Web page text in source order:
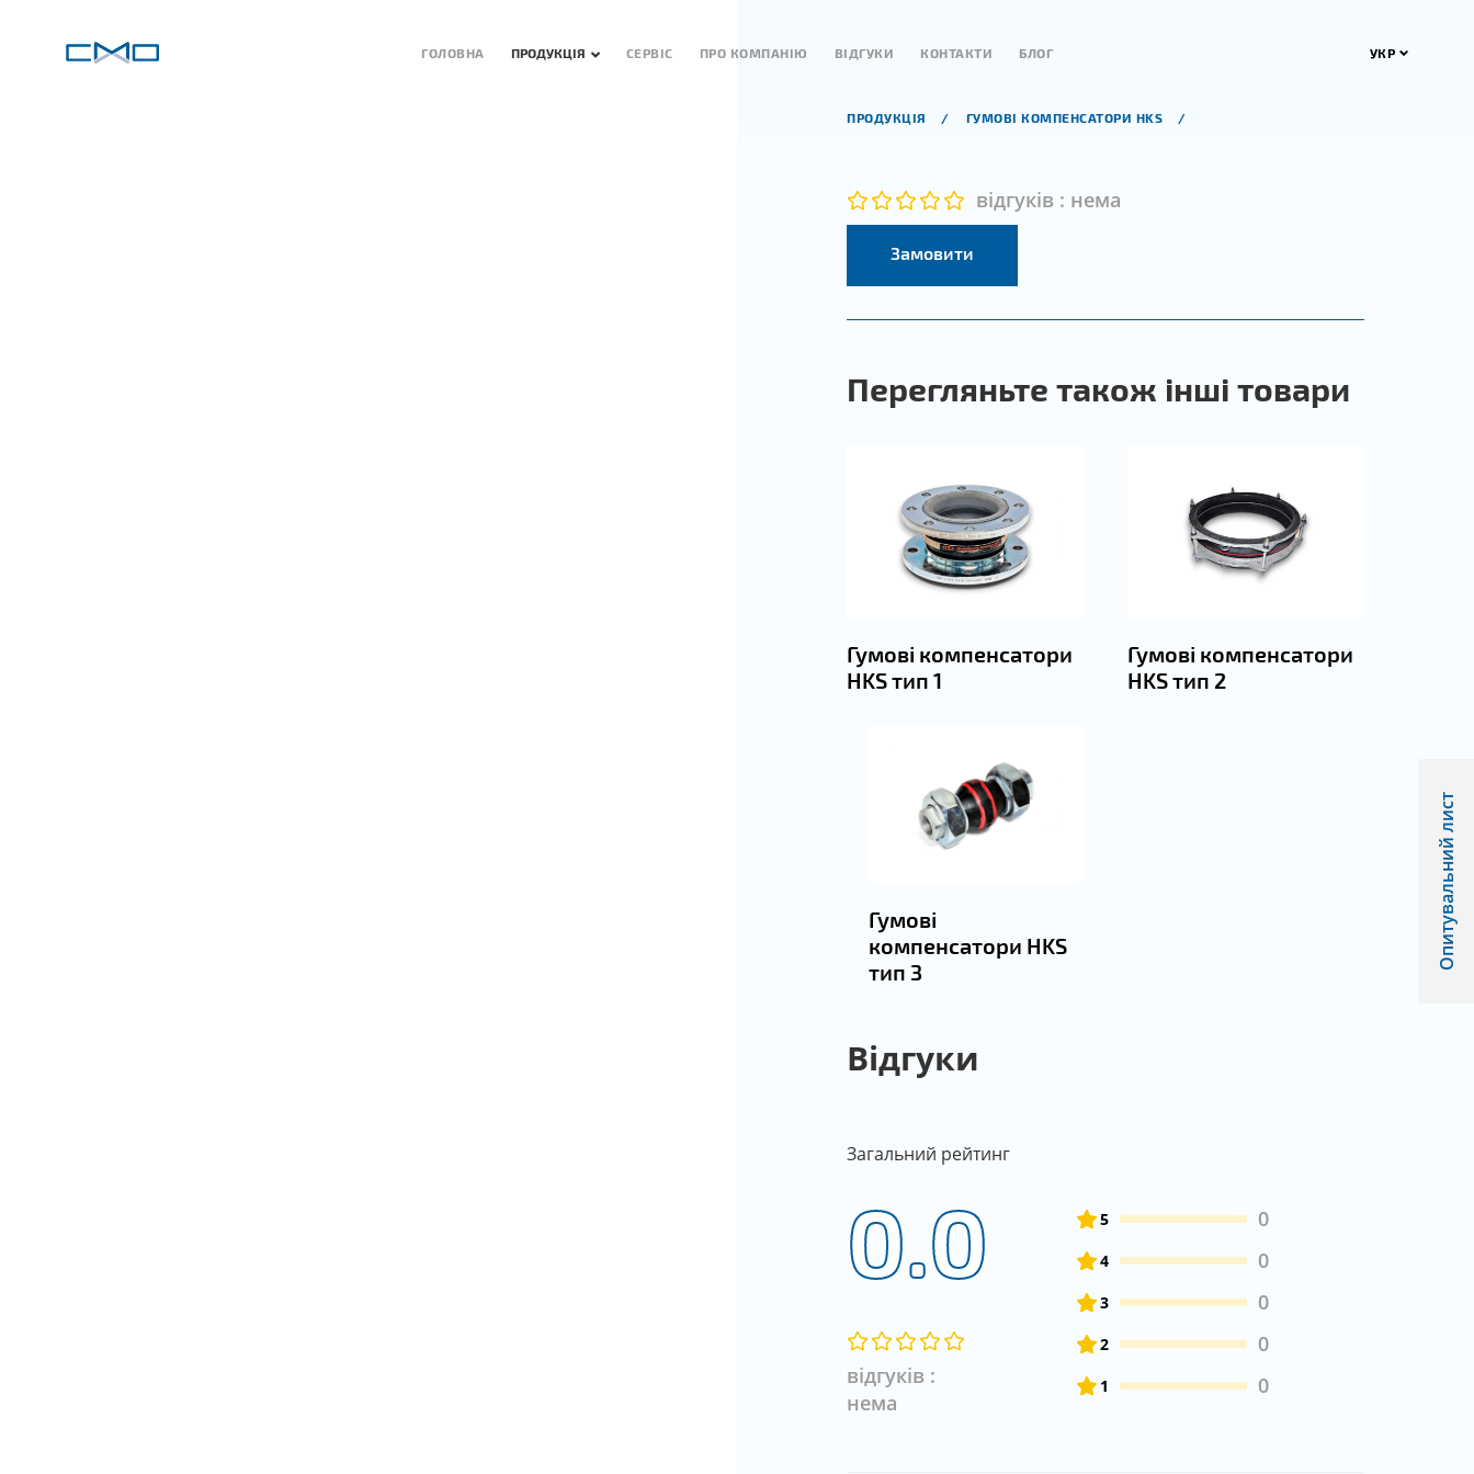
ГОЛОВНА ПРОДУКЦІЯ СЕРВІС ПРО КОМПАНІЮ ВІДГУКИ КОНТАКТИ БЛОГ УКР
ПРОДУКЦІЯ ГУМОВІ КОМПЕНСАТОРИ HKS
відгуків : нема
Замовити
Перегляньте також інші товари
Гумові компенсатори
HKS тип 1
Гумові компенсатори
HKS тип 2
Гумові
компенсатори HKS
тип 3
Відгуки
Загальний рейтинг
0.0
відгуків :
нема
5 0
4 0
3 0
2 0
1 0
Опитувальний лист